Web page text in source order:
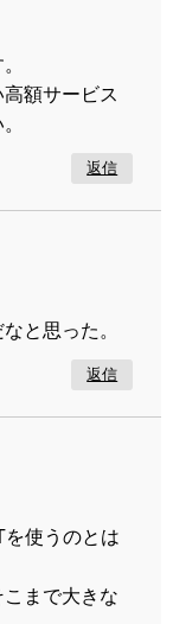
額サービス
返信
と思った。
返信
を使うのとは
まで大きな